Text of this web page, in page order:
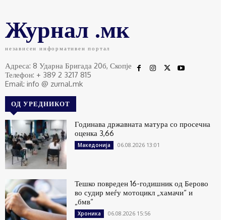
Журнал .мк
независен информативен портал
Адреса: 8 Ударна Бригада 20б, Скопје
Телефон: + 389 2 3217 815
Email: info @ zurnal.mk
ОД УРЕДНИКОТ
Годинава државната матура со просечна
оценка 3,66
Македонија 06.08.2026 13:01
Тешко повреден 16-годишник од Берово
во судир меѓу мотоцикл „хамачи“ и
„бмв“
Хроника 06.08.2026 15:56